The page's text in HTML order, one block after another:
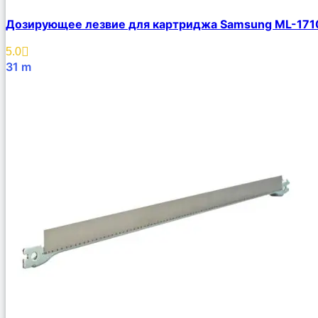
Дозирующее лезвие для картриджа Samsung ML-
5.0
31 m